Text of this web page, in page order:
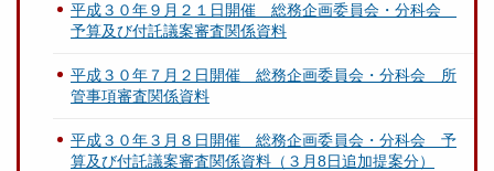
平成３０年９月２１日開催 総務企画委員会・分科会
予算及び付託議案審査関係資料
平成３０年７月２日開催 総務企画委員会・分科会 所
管事項審査関係資料
平成３０年３月８日開催 総務企画委員会・分科会 予
算及び付託議案審査関係資料（３月8日追加提案分）